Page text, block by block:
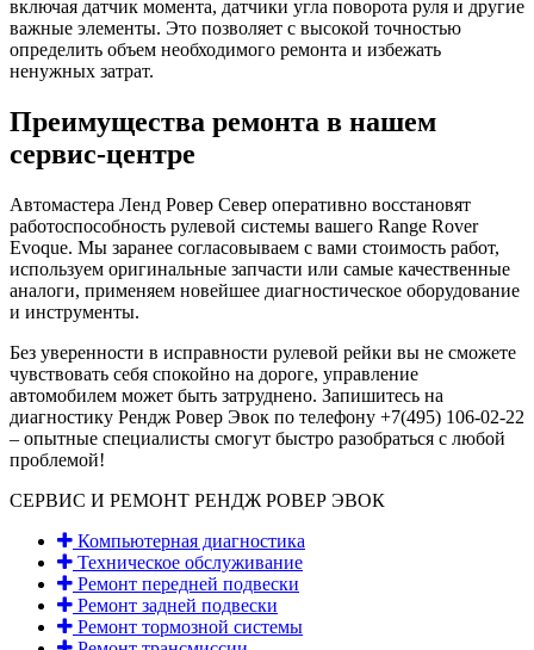
включая датчик момента, датчики угла поворота руля и другие
важные элементы. Это позволяет с высокой точностью
определить объем необходимого ремонта и избежать
ненужных затрат.
Преимущества ремонта в нашем
сервис-центре
Автомастера Ленд Ровер Север оперативно восстановят
работоспособность рулевой системы вашего Range Rover
Evoque. Мы заранее согласовываем с вами стоимость работ,
используем оригинальные запчасти или самые качественные
аналоги, применяем новейшее диагностическое оборудование
и инструменты.
Без уверенности в исправности рулевой рейки вы не сможете
чувствовать себя спокойно на дороге, управление
автомобилем может быть затруднено. Запишитесь на
диагностику Рендж Ровер Эвок по телефону +7(495) 106-02-22
– опытные специалисты смогут быстро разобраться с любой
проблемой!
СЕРВИС И РЕМОНТ РЕНДЖ РОВЕР ЭВОК
Компьютерная диагностика
Техническое обслуживание
Ремонт передней подвески
Ремонт задней подвески
Ремонт тормозной системы